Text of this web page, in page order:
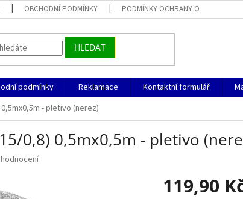
OBCHODNÍ PODMÍNKY PODMÍNKY OCHRANY OSOBNÍCH
HLEDAT
podmínky Reklamace Kontaktní formulář
- pletivo (nerez)
0,8) 0,5mx0,5m - pletivo
119,90